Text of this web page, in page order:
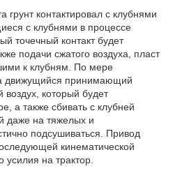
контактировал с клубнями
с клубнями в процессе
точечный контакт будет
подачи сжатого воздуха, пласт
к клубням. По мере
движущийся принимающий
который будет
а также сбивать с клубней
даже на тяжелых и
подсушиваться. Привод
кинематической
на трактор.